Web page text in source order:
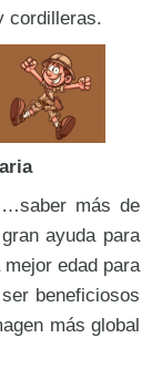
cordilleras.
más de
ayuda para
edad para
beneficiosos
más global